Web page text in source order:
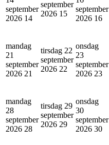
september
2026 14
september
2026 15
september
2026 16
mandag
21
september
2026 21
tirsdag 22
september
2026 22
onsdag
23
september
2026 23
mandag
28
september
2026 28
tirsdag 29
september
2026 29
onsdag
30
september
2026 30